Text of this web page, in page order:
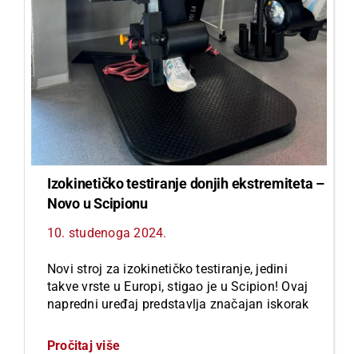
Izokinetičko testiranje donjih ekstremiteta –
Novo u Scipionu
10. studenoga 2024.
Novi stroj za izokinetičko testiranje, jedini
takve vrste u Europi, stigao je u Scipion! Ovaj
napredni uređaj predstavlja značajan iskorak
Pročitaj više